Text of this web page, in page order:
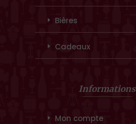
Bières
Cadeaux
Informations
Mon compte